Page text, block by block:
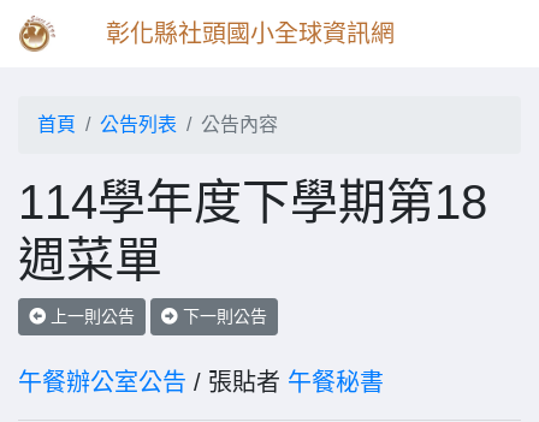
彰化縣社頭國小全球資訊網
首頁 公告列表 公告內容
114學年度下學期第18
週菜單
上一則公告 下一則公告
午餐辦公室公告 / 張貼者 午餐秘書